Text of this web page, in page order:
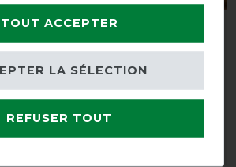
Coat
III
Weatherbeeta Deluxe
Stretch Bug Eye Saver
with Ears - Masque Anti-
avant 21,50 €
16,10 € *
TOUT ACCEPTER
REFUSER TOUT
LA SÉLECTION